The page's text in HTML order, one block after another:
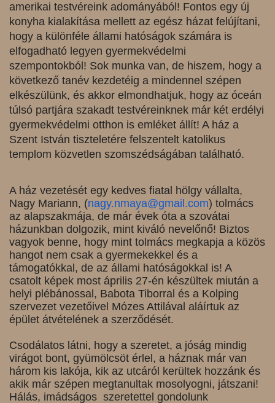
amerikai testvéreink adományából! Fontos egy új
konyha kialakítása mellett az egész házat felújítani,
hogy a különféle állami hatóságok számára is
elfogadható legyen gyermekvédelmi
szempontokból! Sok munka van, de hiszem, hogy a
következő tanév kezdetéig a mindennel szépen
elkészülünk, és akkor elmondhatjuk, hogy az óceán
túlsó partjára szakadt testvéreinknek már két erdélyi
gyermekvédelmi otthon is emléket állít! A ház a
Szent István tiszteletére felszentelt katolikus
templom közvetlen szomszédságában található.
A ház vezetését egy kedves fiatal hölgy vállalta,
Nagy Mariann, (nagy.nmaya@gmail.com) tolmács
az alapszakmája, de már évek óta a szovátai
házunkban dolgozik, mint kiváló nevelőnő! Biztos
vagyok benne, hogy mint tolmács megkapja a közös
hangot nem csak a gyermekekkel és a
támogatókkal, de az állami hatóságokkal is! A
csatolt képek most április 27-én készültek miután a
helyi plébánossal, Babota Tiborral és a Kolping
szervezet vezetőivel Mózes Attilával aláírtuk az
épület átvételének a szerződését.
Csodálatos látni, hogy a szeretet, a jóság mindig
virágot bont, gyümölcsöt érlel, a háznak már van
három kis lakója, kik az utcáról kerültek hozzánk és
akik már szépen megtanultak mosolyogni, játszani!
Hálás, imádságos szeretettel gondolunk